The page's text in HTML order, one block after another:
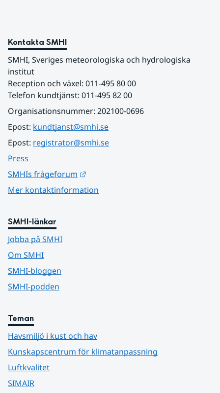
Kontakta SMHI
SMHI, Sveriges meteorologiska och hydrologiska
institut
Reception och växel: 011-495 80 00
Telefon kundtjänst: 011-495 82 00
Organisationsnummer: 202100-0696
Epost: kundtjanst@smhi.se
Epost: registrator@smhi.se
Press
SMHIs frågeforum
Mer kontaktinformation
SMHI-länkar
Jobba på SMHI
Om SMHI
SMHI-bloggen
SMHI-podden
Teman
Havsmiljö i kust och hav
Kunskapscentrum för klimatanpassning
Luftkvalitet
SIMAIR